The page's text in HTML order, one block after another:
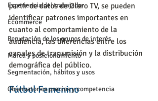
Experiencia del trabajador
Ecommerce
Reputación de los grupos de interés
Marca y posicionamiento
Segmentación, hábitos y usos
Observatorios precios y competencia
partir de datos de Claro TV, se pueden
identificar patrones importantes en
cuanto al comportamiento de la
audiencia, las diferencias entre los
canales de transmisión y la distribución
demográfica del público.
Fútbol Femenino